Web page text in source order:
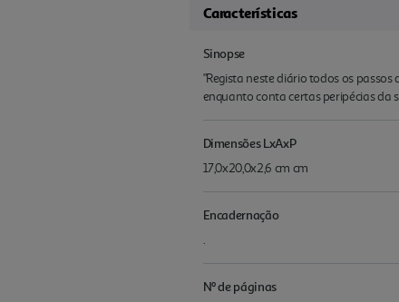
Características
Sinopse
"Regista neste diário todos os
enquanto conta certas peripécias da
Dimensões LxAxP
17,0x20,0x2,6 cm cm
Encadernação
.
Nº de páginas